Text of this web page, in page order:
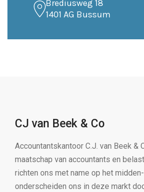
Brediusweg 18
1401 AG Bussum
CJ van Beek & Co
Accountantskantoor C.J. van Beek &
maatschap van accountants en
richten ons met name op het
onderscheiden ons in deze markt